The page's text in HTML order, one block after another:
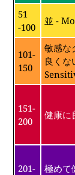
51
-100
並 -
101-
150
敏感な
良く
151-
200
健康に
201-
極めて